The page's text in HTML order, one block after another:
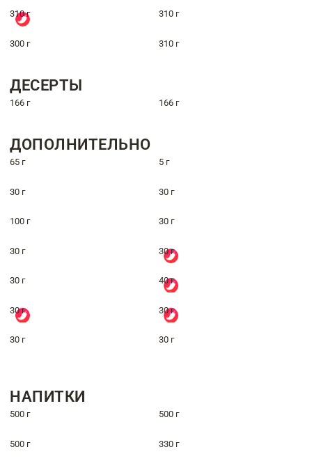
310 г 310 г
300 г 310 г
ДЕСЕРТЫ
166 г 166 г
ДОПОЛНИТЕЛЬНО
65 г 5 г
30 г 30 г
100 г 30 г
30 г 30 г
30 г 40 г
30 г 30 г
30 г 30 г
НАПИТКИ
500 г 500 г
500 г 330 г